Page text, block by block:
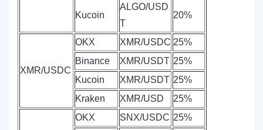
Kucoin
ALGO/USD
T
20%
XMR/USDC
OKX XMR/USDC 25%
Binance
XMR/USDT 25%
Kucoin
XMR/USDT 25%
Kraken
XMR/USD 25%
OKX SNX/USDC 25%